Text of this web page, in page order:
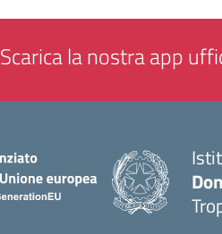
Scarica la nostra app